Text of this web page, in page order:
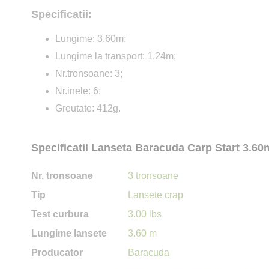
Specificatii:
Lungime: 3.60m;
Lungime la transport: 1.24m;
Nr.tronsoane: 3;
Nr.inele: 6;
Greutate: 412g.
Specificatii Lanseta Baracuda Carp Start
Nr. tronsoane
3 tronsoane
Tip
Lansete crap
Test curbura
3.00 lbs
Lungime lansete
3.60 m
Producator
Baracuda